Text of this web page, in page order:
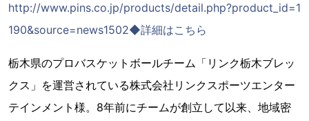
http://www.pins.co.jp/products/detail.php?product_id=1
190&source=news1502◆詳細はこちら
栃木県のプロバスケットボールチーム「リンク栃木ブレッ
クス」を運営されている株式会社リンクスポーツエンター
テインメント様。8年前にチームが創立して以来、地域密